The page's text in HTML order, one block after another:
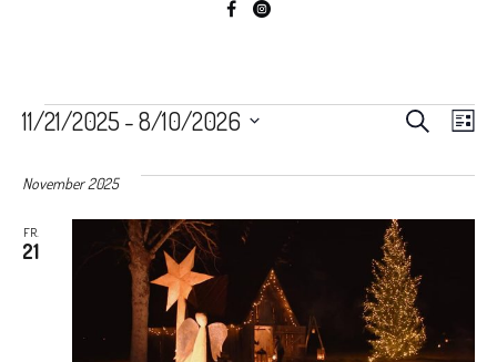
VERANSTALTUNGEN
UND
SUCHE
11/21/2025 - 8/10/2026
wählen.
November 2025
FR.
21